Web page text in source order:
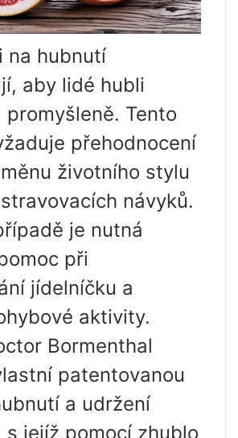
na hubnutí
aby lidé hubli
promyšleně. Tento
přehodnocení
životního stylu
návyků.
je nutná
při
jídelníčku a
aktivity.
Bormenthal
patentovanou
a udržení
s jejíž pomocí zhublo